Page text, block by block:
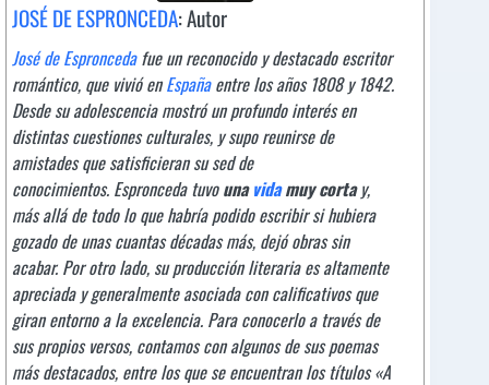
JOSÉ DE ESPRONCEDA: Autor
José de Esproncedafue un reconocido y destacado escritor
romántico, que vivió enEspañaentre los años 1808 y 1842.
Desde su adolescencia mostró un profundo interés en
distintas cuestiones culturales, y supo reunirse de
amistades que satisficieran su sed de
conocimientos. Espronceda tuvounavidamuy cortay,
más allá de todo lo que habría podido escribir si hubiera
gozado de unas cuantas décadas más, dejó obras sin
acabar. Por otro lado, su producción literaria es altamente
apreciada y generalmente asociada con calificativos que
giran entorno a la excelencia. Para conocerlo a través de
sus propios versos, contamos con algunos de sus poemas
más destacados, entre los que se encuentran los títulos «A